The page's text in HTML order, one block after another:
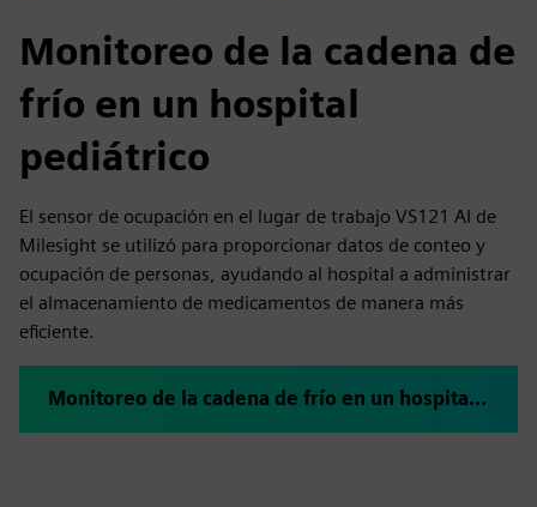
Monitoreo de la cadena de
frío en un hospital
pediátrico
El sensor de ocupación en el lugar de trabajo VS121 AI de
Milesight se utilizó para proporcionar datos de conteo y
ocupación de personas, ayudando al hospital a administrar
el almacenamiento de medicamentos de manera más
eficiente.
Monitoreo de la cadena de frío en un hospital pediátrico italiano